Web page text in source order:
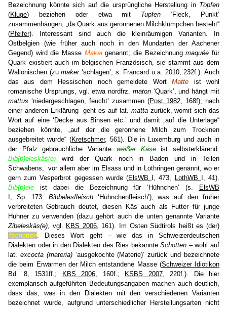
Bezeichnung könnte sich auf die ursprüngliche Herstellung in Töpfen
(Kluge) beziehen oder etwa mit Tupfen ‘Fleck, Punkt’
zusammenhängen, „da Quark aus geronnenen Milchklümpchen besteht“
(Pfeifer). Interessant sind auch die kleinräumigen Varianten. In
Ostbelgien (wie früher auch noch in den Mundarten der Aachener
Gegend) wird die Masse Makeigenannt; die Bezeichnungmaquée für
Quark existiert auch im belgischen Französisch, sie stammt aus dem
Wallonischen (zumaker‘schlagen’, s. Francard u.a. 2010, 232f.). Auch
das aus dem Hessischen noch gemeldete WortMatte ist wohl
romanische Ursprungs, vgl. etwa nordfrz. maton‘Quark’, und hängt mit
mattus ‘niedergeschlagen, feucht’ zusammen (Post 1982, 168f); nach
einer anderen Erklärung geht es auf lat. matta zurück, womit sich das
Wort auf eine ‘Decke aus Binsen etc.’ und damit „auf die Unterlage“
beziehen könnte, „auf der die geronnene Milch zum Trocknen
ausgebreitet wurde“ (Kretschmer, 561). Die in Luxemburg und auch in
der Pfalz gebräuchliche Variante weißer Käseist selbsterklärend.
Bib(b)eleskäs(e) wird der Quark noch in Baden und in Teilen
Schwabens,vor allem aber im Elsass und in Lothringen genannt, wo er
gern zum Vesperbrot gegessen wurde (ElsWB I, 473, LothWB
I, 41).
Bib(b)ele ist dabei die Bezeichnung für ‘Hühnchen’ (s.
ElsWB
I, Sp. 173: Bibbelesfleisch‘Hühnchenfleisch’), was auf den früher
verbreiteten Gebrauch deutet, diesen Käs auch als Futter für junge
Hühner zu verwenden (dazu gehört auch die unten genannte Variante
Zibeleskäs(e), vgl. KBS 2006, 161). Im Osten Südtirols heißt es (der)
Tschotten. Dieses Wort geht – wie das in Schweizerdeutschen
Dialekten oder in den Dialekten des Ries bekannteSchotten – wohl auf
lat. excocta (materia)‘ausgekochte (Materie)’ zurück und bezeichnete
die beim Erwärmen der Milch entstandene Masse (Schweizer Idiotikon
Bd. 8, 1531ff.;
KBS 2006, 160f.; KSBS 2007, 220f.). Die hier
exemplarisch aufgeführten Bedeutungsangaben machen auch deutlich,
dass das, was in den Dialekten mit den verschiedenen Varianten
bezeichnet wurde, aufgrund unterschiedlicher Herstellungsarten nicht